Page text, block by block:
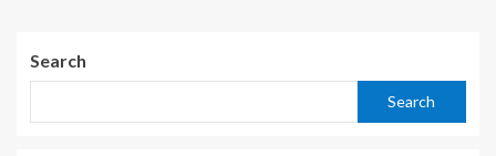
Search
Search